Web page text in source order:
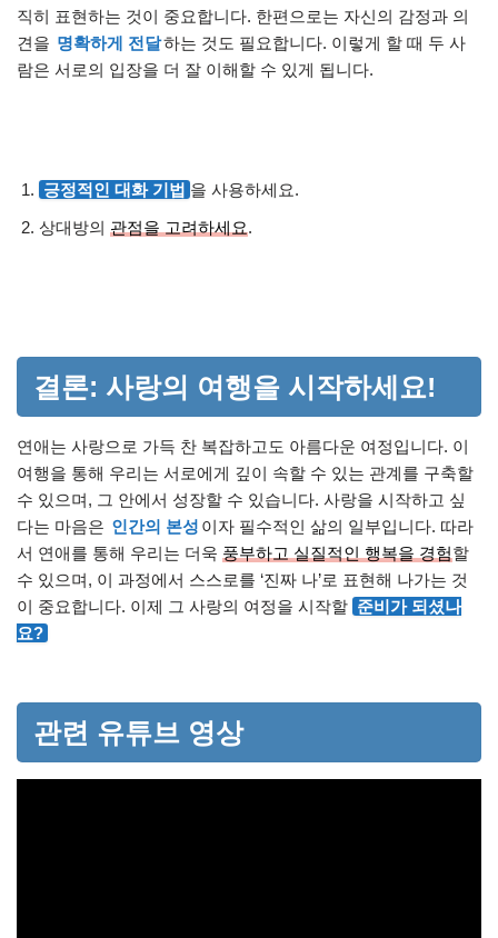
직히 표현하는 것이 중요합니다. 한편으로는 자신의 감정과 의
견을 명확하게 전달하는 것도 필요합니다. 이렇게 할 때 두 사
람은 서로의 입장을 더 잘 이해할 수 있게 됩니다.
긍정적인 대화 기법 을 사용하세요.
상대방의 관점을 고려하세요.
결론: 사랑의 여행을 시작하세요!
연애는 사랑으로 가득 찬 복잡하고도 아름다운 여정입니다. 이
여행을 통해 우리는 서로에게 깊이 속할 수 있는 관계를 구축할
수 있으며, 그 안에서 성장할 수 있습니다. 사랑을 시작하고 싶
다는 마음은 인간의 본성 이자 필수적인 삶의 일부입니다. 따라
서 연애를 통해 우리는 더욱 풍부하고 실질적인 행복을 경험할
수 있으며, 이 과정에서 스스로를 ‘진짜 나’로 표현해 나가는 것
이 중요합니다. 이제 그 사랑의 여정을 시작할 준비가 되셨나
요?
관련 유튜브 영상